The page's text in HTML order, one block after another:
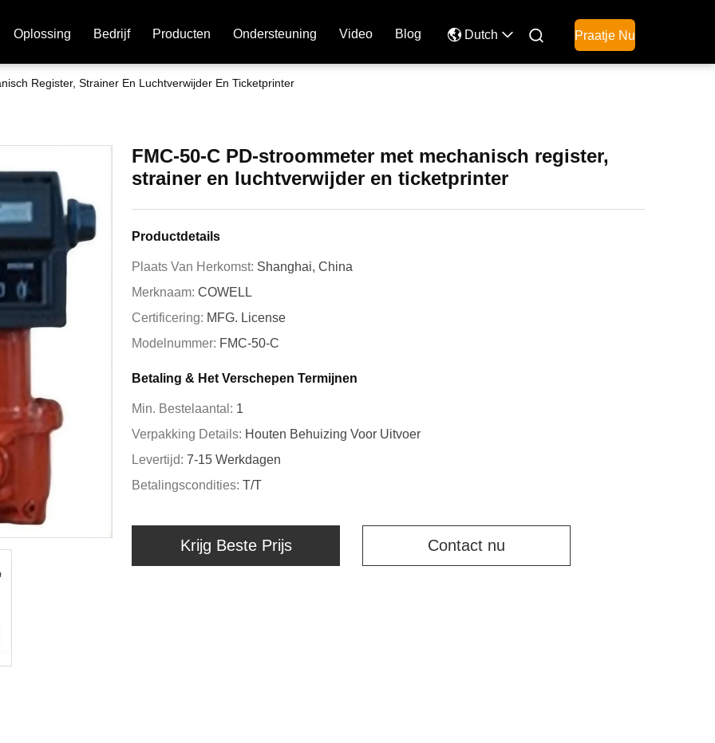
Oplossing Bedrijf Producten Ondersteuning Video Blog Dutch  Praatje Nu
Register, Strainer En Luchtverwijder En Ticketprinter
FMC-50-C PD-stroommeter met mechanisch register,
strainer en luchtverwijder en ticketprinter
Productdetails
Plaats Van Herkomst: Shanghai, China
Merknaam: COWELL
Certificering: MFG. License
Modelnummer: FMC-50-C
Betaling & Het Verschepen Termijnen
Min. Bestelaantal: 1
Verpakking Details: Houten Behuizing Voor Uitvoer
Levertijd: 7-15 Werkdagen
Betalingscondities: T/T
Krijg Beste Prijs Contact nu